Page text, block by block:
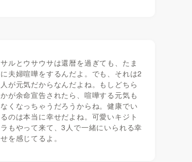
サルとウサウサは還暦を過ぎても、たま
に夫婦喧嘩をするんだよ。でも、それは2
人が元気だからなんだよね。もしどちら
かが余命宣告されたら、喧嘩する元気も
なくなっちゃうだろうからね。健康でい
るのは本当に幸せだよね。可愛いキジト
ラもやって来て、3人で一緒にいられる幸
せを感じてるよ。